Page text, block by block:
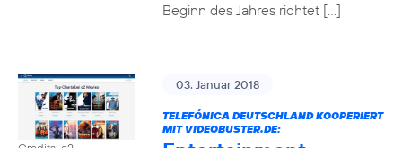
Beginn des Jahres richtet […]
03. Januar 2018
TELEFÓNICA DEUTSCHLAND KOOPERIERT
MIT VIDEOBUSTER.DE: